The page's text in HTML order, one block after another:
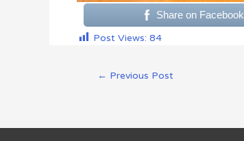
Share on Facebook
Post Views: 84
← Previous Post